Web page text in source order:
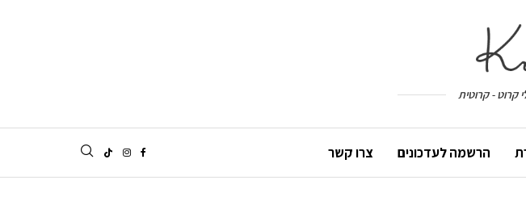
קרוט - קרוטית
הרשמה לעדכונים צרו קשר